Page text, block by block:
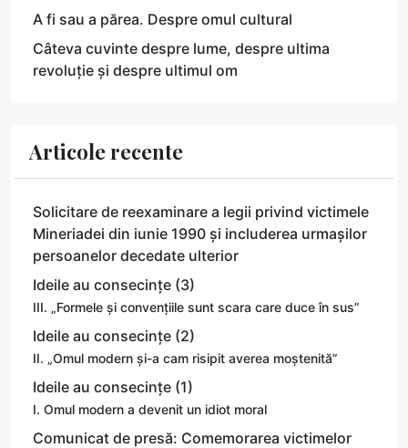
A fi sau a părea. Despre omul cultural
Câteva cuvinte despre lume, despre ultima
revoluție și despre ultimul om
Articole recente
Solicitare de reexaminare a legii privind victimele
Mineriadei din iunie 1990 și includerea urmașilor
persoanelor decedate ulterior
Ideile au consecințe (3)
III. „Formele și convențiile sunt scara care duce în sus”
Ideile au consecințe (2)
II. „Omul modern și-a cam risipit averea moștenită”
Ideile au consecințe (1)
I. Omul modern a devenit un idiot moral
Comunicat de presă: Comemorarea victimelor